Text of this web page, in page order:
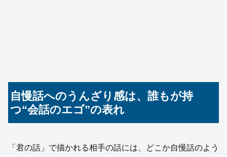
自慢話へのうんざり感は、誰もが持
つ“会話のエゴ”の表れ
「君の話」で描かれる相手の話には、どこか自慢話のよう